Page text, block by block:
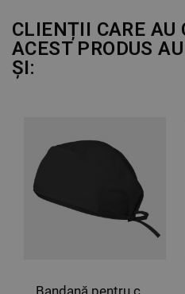
CLIENȚII CARE AU
ACEST PRODUS
ȘI: